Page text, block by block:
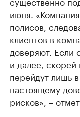
июня.
полисов,
клиентов в
доверяют. Если
и далее, скорей
перейдут лишь
настоящему
рисков», –